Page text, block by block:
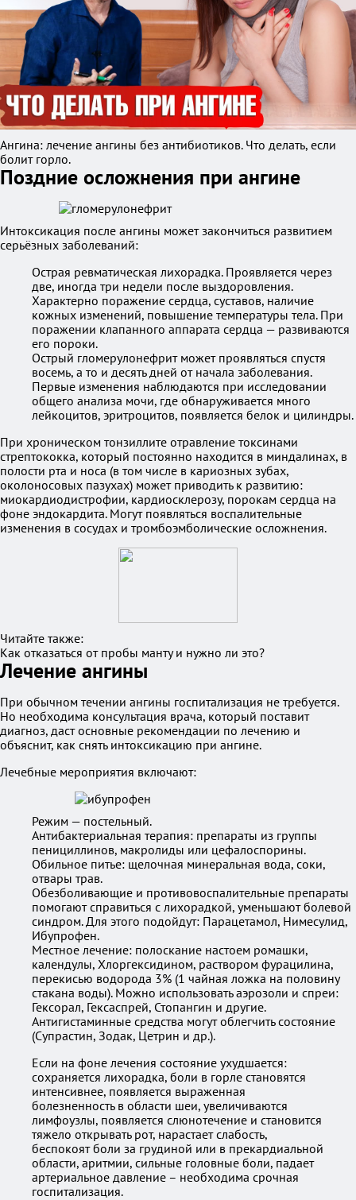
Ангина: лечение ангины без антибиотиков. Что делать, если
болит горло.
Поздние осложнения при ангине
Интоксикация после ангины может закончиться развитием
серьёзных заболеваний:
Острая ревматическая лихорадка. Проявляется через
две, иногда три недели после выздоровления.
Характерно поражение сердца, суставов, наличие
кожных изменений, повышение температуры тела. При
поражении клапанного аппарата сердца — развиваются
его пороки.
Острый гломерулонефрит может проявляться спустя
восемь, а то и десять дней от начала заболевания.
Первые изменения наблюдаются при исследовании
общего анализа мочи, где обнаруживается много
лейкоцитов, эритроцитов, появляется белок и цилиндры.
При хроническом тонзиллите отравление токсинами
стрептококка, который постоянно находится в миндалинах, в
полости рта и носа (в том числе в кариозных зубах,
околоносовых пазухах) может приводить к развитию:
миокардиодистрофии, кардиосклерозу, порокам сердца на
фоне эндокардита. Могут появляться воспалительные
изменения в сосудах и тромбоэмболические осложнения.
Читайте также:
Как отказаться от пробы манту и нужно ли это?
Лечение ангины
При обычном течении ангины госпитализация не требуется.
Но необходима консультация врача, который поставит
диагноз, даст основные рекомендации по лечению и
объяснит, как снять интоксикацию при ангине.
Лечебные мероприятия включают:
Режим — постельный.
Антибактериальная терапия: препараты из группы
пенициллинов, макролиды или цефалоспорины.
Обильное питье: щелочная минеральная вода, соки,
отвары трав.
Обезболивающие и противовоспалительные препараты
помогают справиться с лихорадкой, уменьшают болевой
синдром. Для этого подойдут: Парацетамол, Нимесулид,
Ибупрофен.
Местное лечение: полоскание настоем ромашки,
календулы, Хлоргексидином, раствором фурацилина,
перекисью водорода 3% (1 чайная ложка на половину
стакана воды). Можно использовать аэрозоли и спреи:
Гексорал, Гексаспрей, Стопангин и другие.
Антигистаминные средства могут облегчить состояние
(Супрастин, Зодак, Цетрин и др.).
Если на фоне лечения состояние ухудшается:
сохраняется лихорадка, боли в горле становятся
интенсивнее, появляется выраженная
болезненность в области шеи, увеличиваются
лимфоузлы, появляется слюнотечение и становится
тяжело открывать рот, нарастает слабость,
беспокоят боли за грудиной или в прекардиальной
области, аритмии, сильные головные боли, падает
артериальное давление – необходима срочная
госпитализация.